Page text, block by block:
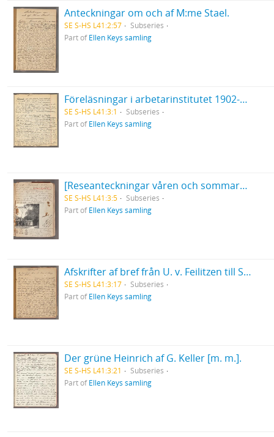
Anteckningar om och af M:me Stael.
SE S-HS L41:2:57
Subseries
Part ofEllen Keys samling
Föreläsningar i arbetarinstitutet 1902-03. Det europeiska inflytandet på den svenska litteraturen. [Betecknad II. Medeltid och renässans].
SE S-HS L41:3:1
Subseries
Part ofEllen Keys samling
[Reseanteckningar våren och sommaren 1907]. Rom, Umbrien etc. våren 1907.
SE S-HS L41:3:5
Subseries
Part ofEllen Keys samling
Afskrifter af bref från U. v. Feilitzen till Sven Bring 1872-1877.
SE S-HS L41:3:17
Subseries
Part ofEllen Keys samling
Der grüne Heinrich af G. Keller [m. m.].
SE S-HS L41:3:21
Subseries
Part ofEllen Keys samling